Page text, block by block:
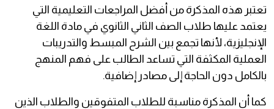
تعتبر هذه المذكرة من أفضل المراجعات التعليمية التي
يعتمد عليها طلاب الصف الثاني الثانوي في مادة اللغة
الإنجليزية، لأنها تجمع بين الشرح المبسط والتدريبات
العملية المكثفة التي تساعد الطالب على فهم المنهج
بالكامل دون الحاجة إلى مصادر إضافية.
كما أن المذكرة مناسبة للطلاب المتفوقين والطلاب الذين